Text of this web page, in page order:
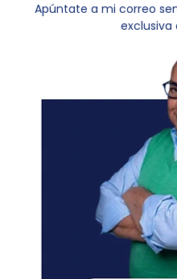
Apúntate a mi correo